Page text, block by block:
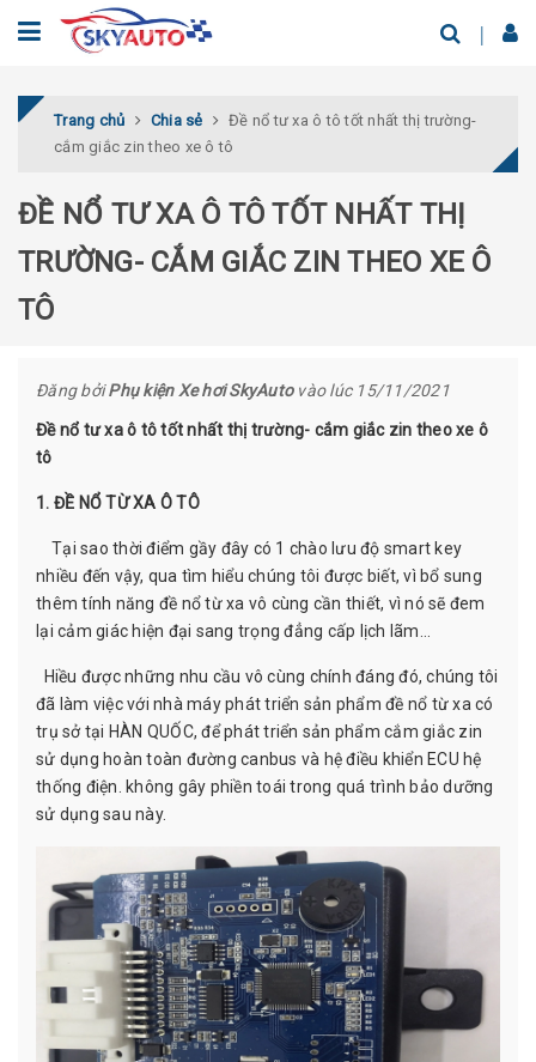
Trang chủ Chia sẻ
Đề nổ tư xa ô tô tốt nhất thị trường-
cắm giắc zin theo xe ô tô
ĐỀ NỔ TƯ XA Ô TÔ TỐT NHẤT THỊ
TRƯỜNG- CẮM GIẮC ZIN THEO XE Ô
TÔ
Đăng bởiPhụ kiện Xe hơi SkyAutovào lúc 15/11/2021
Đề nổ tư xa ô tô tốt nhất thị trường- cắm giắc zin theo xe ô
tô
1. ĐỀ NỔ TỪ XA Ô TÔ
Tại sao thời điểm gầy đây có 1 chào lưu độ smart key
nhiều đến vậy, qua tìm hiểu chúng tôi được biết, vì bổ sung
thêm tính năng đề nổ từ xa vô cùng cần thiết, vì nó sẽ đem
lại cảm giác hiện đại sang trọng đẳng cấp lịch lãm...
Hiều được những nhu cầu vô cùng chính đáng đó, chúng tôi
đã làm việc với nhà máy phát triển sản phẩm đề nổ từ xa có
trụ sở tại HÀN QUỐC, để phát triển sản phẩm cắm giắc zin
sử dụng hoàn toàn đường canbus và hệ điều khiển ECU hệ
thống điện. không gây phiền toái trong quá trình bảo dưỡng
sử dụng sau này.